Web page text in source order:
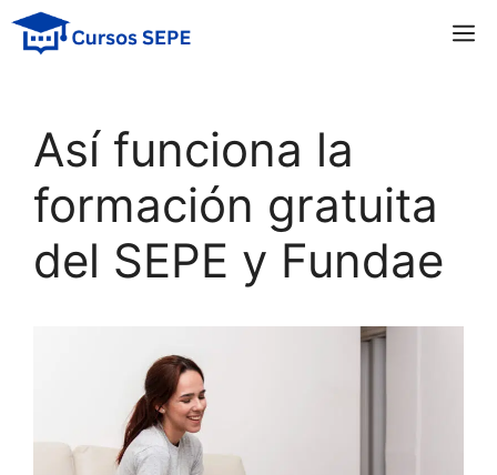
Saltar
Así funciona la
formación gratuita
del SEPE y Fundae